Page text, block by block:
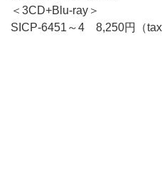
＜3CD+Blu-ray＞
SICP-6451～4 8,250円（tax